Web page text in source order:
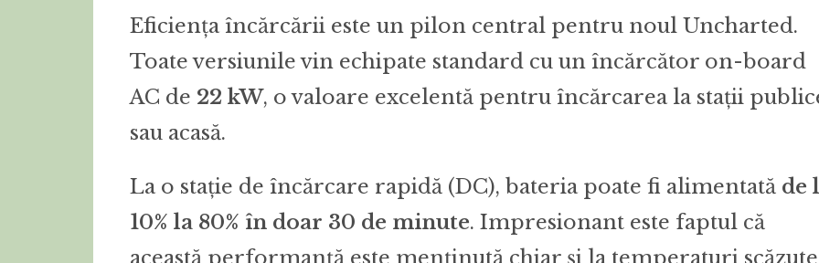
Eficiența încărcării este un pilon central pentru noul Uncharted.
Toate versiunile vin echipate standard cu un încărcător on-board
AC de 22 kW, o valoare excelentă pentru încărcarea la stații
sau acasă.
La o stație de încărcare rapidă (DC), bateria poate fi alimentată de
10% la 80% în doar 30 de minute. Impresionant este faptul că
această performanță este menținută chiar și la temperaturi scăzute